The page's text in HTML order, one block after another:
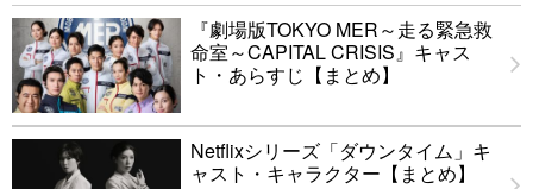
『劇場版TOKYO MER～走る緊急救
命室～CAPITAL CRISIS』キャス
ト・あらすじ【まとめ】
Netflixシリーズ「ダウンタイム」キ
ャスト・キャラクター【まとめ】